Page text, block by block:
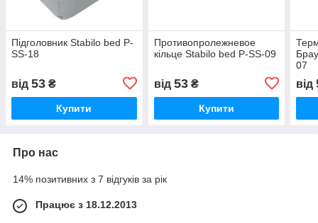
Підголовник Stabilo bed P-
SS-18
від 53 ₴
Купити
Противопролежневое
кільце Stabilo bed P-SS-09
від 53₴
Купити
07
від
Про нас
14% позитивних з 7 відгуків за рік
Працює з 18.12.2013